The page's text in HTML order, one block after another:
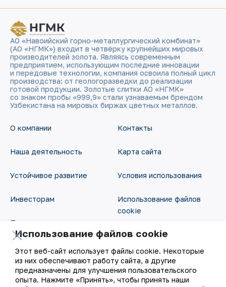
АО «Навоийский горно-металлургический комбинат»
(АО «НГМК») входит в четвёрку крупнейших мировых
производителей золота. Являясь современным
предприятием, использующим последние инновации
и передовые технологии, компания освоила полный цикл
производства: от геологоразведки до реализации
готовой продукции. Золотые слитки АО «НГМК»
со знаком пробы «999,9» стали узнаваемым брендом
Узбекистана на мировых биржах цветных металлов.
О компании
Наша деятельность
Устойчивое развитие
Инвесторам
Пресс-центр
Цифровое правительство
Контакты
Карта сайта
Условия использования
Использование файлов
cookie
Открытые данные
RSS - лента
Использование файлов cookie
Этот веб-сайт использует файлы cookie. Некоторые
из них обеспечивают работу сайта, а другие
предназначены для улучшения пользовательского
опыта. Нажмите «Принять», чтобы принять наши